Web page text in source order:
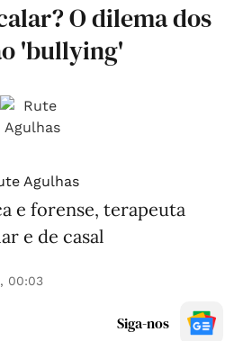
O dilema dos
'bullying'
Agulhas
e forense, terapeuta
e de casal
00:03
Siga-nos